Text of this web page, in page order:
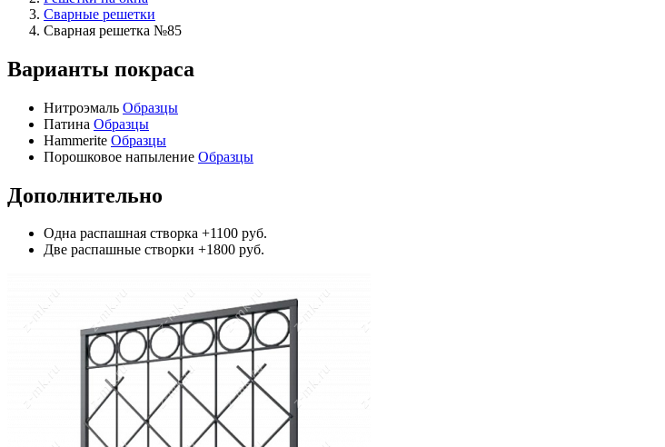
Сварные решетки
Сварная решетка №85
Варианты покраса
Нитроэмаль Образцы
Патина Образцы
Hammerite Образцы
Порошковое напыление Образцы
Дополнительно
Одна распашная створка +1100 руб.
Две распашные створки +1800 руб.